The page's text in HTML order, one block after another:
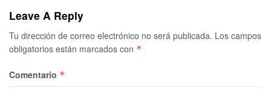
Leave A Reply
Tu dirección de correo electrónico no será publicada. Los campos
obligatorios están marcados con *
Comentario *